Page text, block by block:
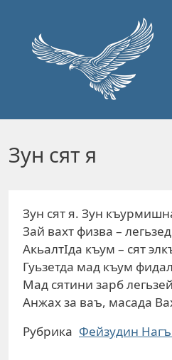
Зун сят я
Зун сят я. Зун
Зай вахт физва –
АкьалтIда къум – сят
Гуьзетда мад къум
Мад сятини зарб
Анжах за ваъ, масада
Рубрика Фейзудин